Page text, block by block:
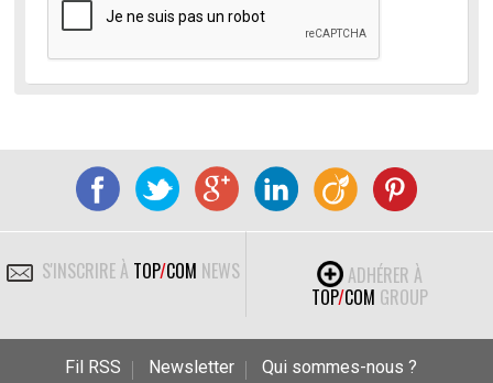
S'INSCRIRE À TOP/COM NEWS
ADHÉRER À
TOP/COM GROUP
Fil RSS Newsletter
Qui sommes-nous ?